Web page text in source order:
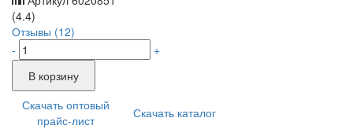
(4.4)
Отзывы (12)
-
+
В корзину
Скачать оптовый
прайс-лист
Скачать каталог